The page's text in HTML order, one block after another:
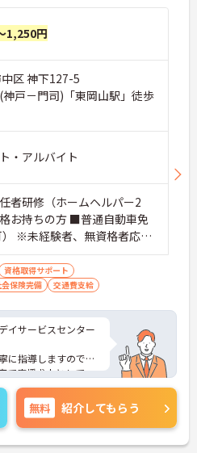
1,250円
区 神下127-5
神戸－門司)「東岡山駅」徒歩
・アルバイト
者研修（ホームヘルパー2
お持ちの方 ■普通自動車免
相
資格取得サポート
保険完備 交通費支給
イサービスセンター
に指導しますので安
て応援求人として、
に対応可能。職員同
が整っています。週3
可能♪
ポイントなどさらに
気軽にご相談くださ
無料 紹介してもらう